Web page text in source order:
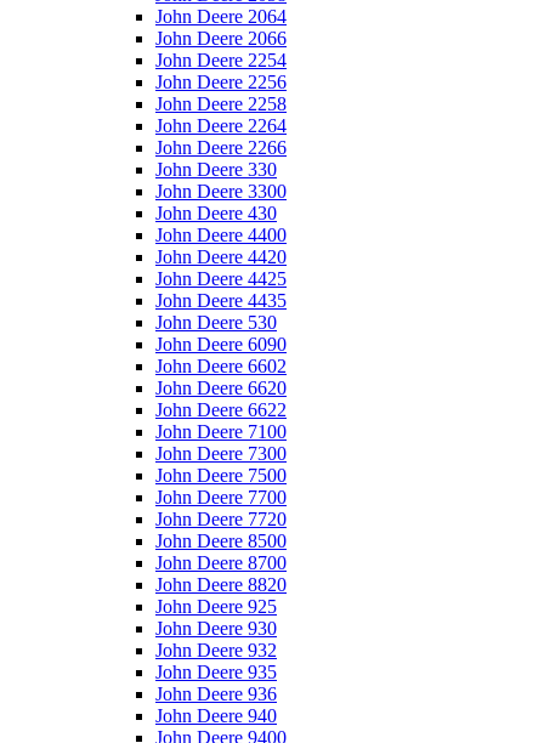
John Deere 2064
John Deere 2066
John Deere 2254
John Deere 2256
John Deere 2258
John Deere 2264
John Deere 2266
John Deere 330
John Deere 3300
John Deere 430
John Deere 4400
John Deere 4420
John Deere 4425
John Deere 4435
John Deere 530
John Deere 6090
John Deere 6602
John Deere 6620
John Deere 6622
John Deere 7100
John Deere 7300
John Deere 7500
John Deere 7700
John Deere 7720
John Deere 8500
John Deere 8700
John Deere 8820
John Deere 925
John Deere 930
John Deere 932
John Deere 935
John Deere 936
John Deere 940
John Deere 9400